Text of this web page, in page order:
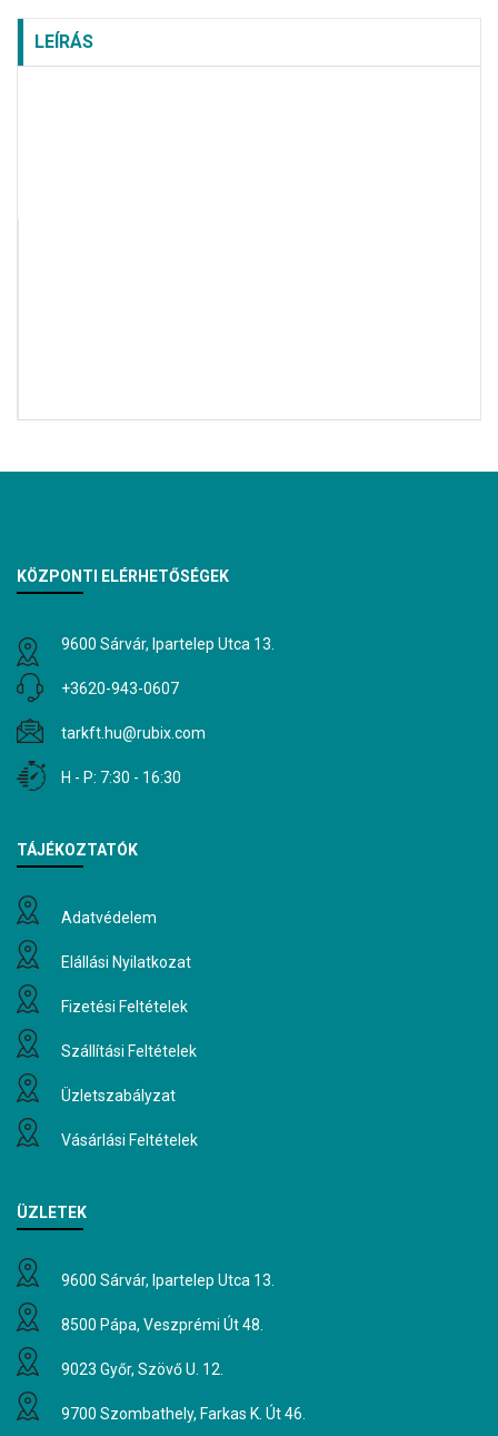
LEÍRÁS
KÖZPONTI ELÉRHETŐSÉGEK
9600 Sárvár, Ipartelep Utca 13.
+3620-943-0607
tarkft.hu@rubix.com
H - P: 7:30 - 16:30
TÁJÉKOZTATÓK
Adatvédelem
Elállási Nyilatkozat
Fizetési Feltételek
Szállítási Feltételek
Üzletszabályzat
Vásárlási Feltételek
ÜZLETEK
9600 Sárvár, Ipartelep Utca 13.
8500 Pápa, Veszprémi Út 48.
9023 Győr, Szövő U. 12.
9700 Szombathely, Farkas K. Út 46.